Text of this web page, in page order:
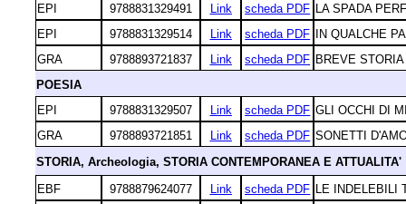
EPI
9788831329491 Link scheda PDF LA SPADA
EPI
9788831329514 Link scheda PDF IN QUALCHE
GRA
9788893721837 Link scheda PDF BREVE
POESIA
EPI
9788831329507 Link scheda PDF GLI OCCHI DI
GRA
9788893721851 Link scheda PDF SONETTI
STORIA, Archeologia, STORIA CONTEMPORANEA E ATTUALITA'
EBF
9788879624077 Link scheda PDF LE INDELEBILI